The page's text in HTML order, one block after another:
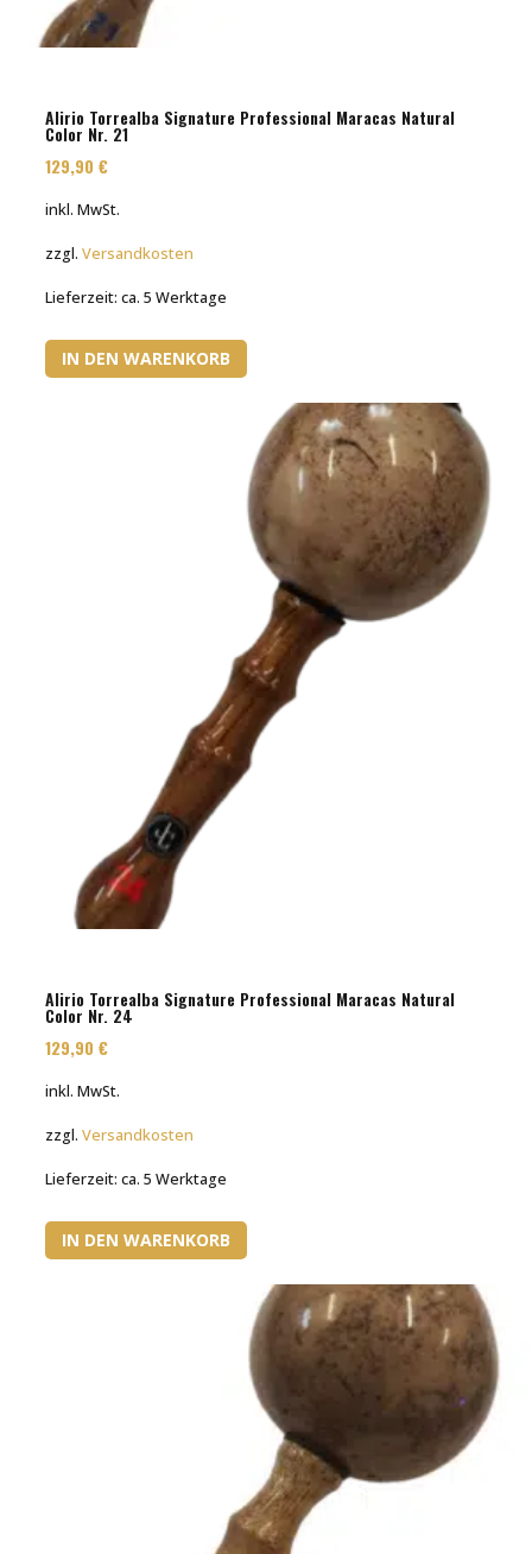
Alirio Torrealba Signature Professional Maracas Natural
Color Nr. 21
129,90€
inkl. MwSt.
zzgl.Versandkosten
Lieferzeit:ca. 5 Werktage
IN DEN WARENKORB
Alirio Torrealba Signature Professional Maracas Natural
Color Nr. 24
129,90€
inkl. MwSt.
zzgl.Versandkosten
Lieferzeit:ca. 5 Werktage
IN DEN WARENKORB